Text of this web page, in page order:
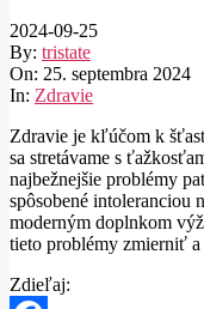
2024-09-25
By: tristate
On: 25. septembra 2024
In: Zdravie
Zdravie je kľúčom k
sa stretávame s
najbežnejšie problémy
spôsobené intoleranciou
moderným doplnkom
tieto problémy zmierniť
Zdieľaj: